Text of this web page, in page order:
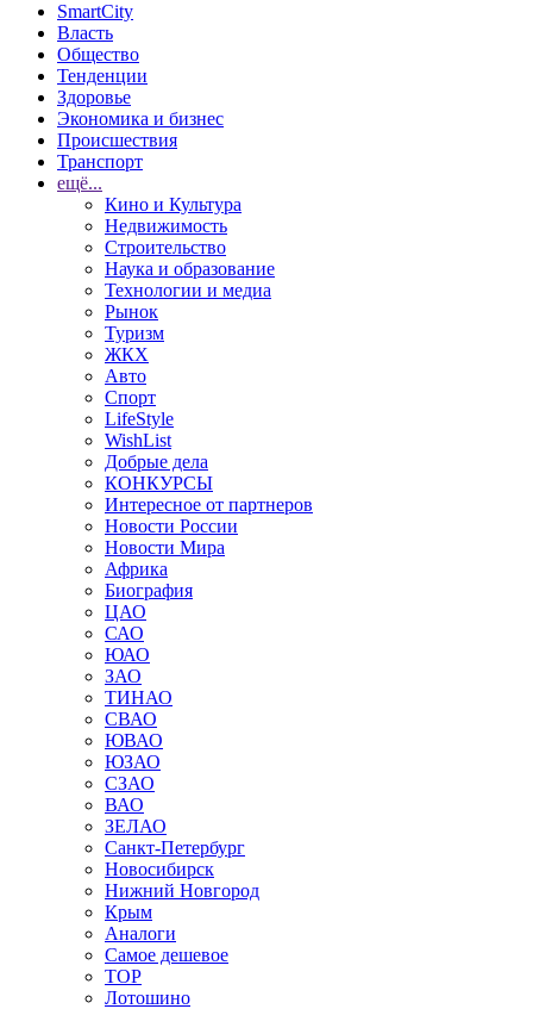
SmartCity
Власть
Общество
Тенденции
Здоровье
Экономика и бизнес
Происшествия
Транспорт
ещё...
Кино и Культура
Недвижимость
Строительство
Наука и образование
Технологии и медиа
Рынок
Туризм
ЖКХ
Авто
Спорт
LifeStyle
WishList
Добрые дела
КОНКУРСЫ
Интересное от партнеров
Новости России
Новости Мира
Африка
Биография
ЦАО
САО
ЮАО
ЗАО
ТИНАО
СВАО
ЮВАО
ЮЗАО
СЗАО
ВАО
ЗЕЛАО
Санкт-Петербург
Новосибирск
Нижний Новгород
Крым
Аналоги
Самое дешевое
TOP
Лотошино